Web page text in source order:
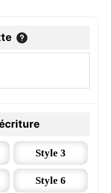
Style 3
Style 6